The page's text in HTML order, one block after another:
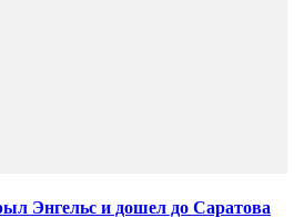
Энгельс и дошел до Саратова